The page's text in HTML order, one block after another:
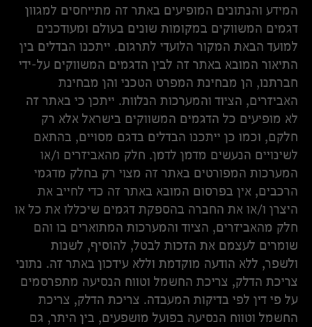
המידע והנתונים המופיעים באתר זה מתייחסים למגוון
דגמים המשווקים במקומות שונים בעולם ומעודכנים
למועד הבאת המקור הלועדי לתרגום. ייתכנו הבדלים בין
התיאור המובא באתר זה לבין הדגמים המשווקים על-ידי
חברתנו, הן מבחינת המפרט הטכני והן מבחינת
האביזרים, הציוד והמערכות הנלוות. ייתכן כי באתר זה
לא מופיעים כל הדגמים המשווקים בישראל אלא רק
חלקם, וכמו כן ייתכנו הבדלים בדגם מסויים, בהתאם
לשינויים הנעשים מדמן לדמן. חלק מהאביזרים ו/או
המערכות המפורטים באתר זה מצוי רק בחלק מדגמי
הרכבים, אין בפרסום המובא באתר זה כדי לחייב את
היצרן ו/או את החברה בהספקת דגמים שיכללו את כל או
חלק מהאביזרים, הציוד והמערכות המתוארים בו והם
שומרים לעצמם את הזכות לבטל, להוסיף, לשנות
ולשפר, ללא הודעה מוקדמת וללא עידכון באתר זה. נתוני
צריכת הדלק, צריכת החשמל וטווח הנסיעה מתפרסמים
על פי דין לפי בדיקות המעבדה. צריכת הדלק, צריכת
החשמל וטווח הנסיעה בפועל מושפעים, בין היתר, גם